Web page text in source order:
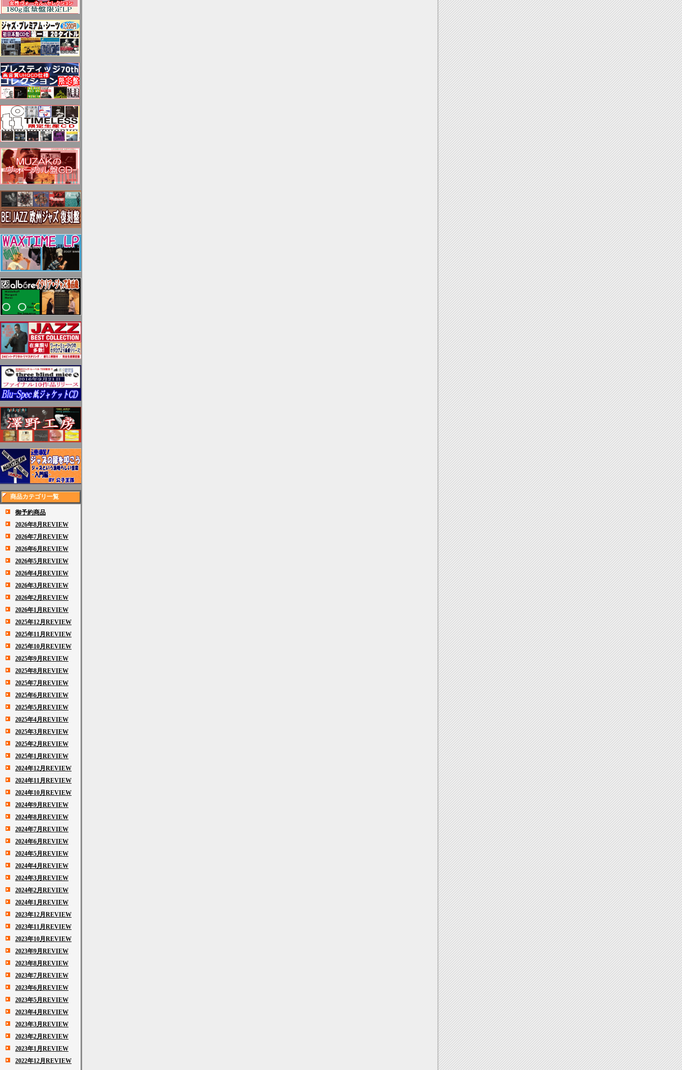
商品カテゴリ一覧
御予約商品
2026年8月REVIEW
2026年7月REVIEW
2026年6月REVIEW
2026年5月REVIEW
2026年4月REVIEW
2026年3月REVIEW
2026年2月REVIEW
2026年1月REVIEW
2025年12月REVIEW
2025年11月REVIEW
2025年10月REVIEW
2025年9月REVIEW
2025年8月REVIEW
2025年7月REVIEW
2025年6月REVIEW
2025年5月REVIEW
2025年4月REVIEW
2025年3月REVIEW
2025年2月REVIEW
2025年1月REVIEW
2024年12月REVIEW
2024年11月REVIEW
2024年10月REVIEW
2024年9月REVIEW
2024年8月REVIEW
2024年7月REVIEW
2024年6月REVIEW
2024年5月REVIEW
2024年4月REVIEW
2024年3月REVIEW
2024年2月REVIEW
2024年1月REVIEW
2023年12月REVIEW
2023年11月REVIEW
2023年10月REVIEW
2023年9月REVIEW
2023年8月REVIEW
2023年7月REVIEW
2023年6月REVIEW
2023年5月REVIEW
2023年4月REVIEW
2023年3月REVIEW
2023年2月REVIEW
2023年1月REVIEW
2022年12月REVIEW